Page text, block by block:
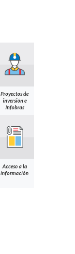
Proyectos de
inversión e
Infobras
Acceso a la
información